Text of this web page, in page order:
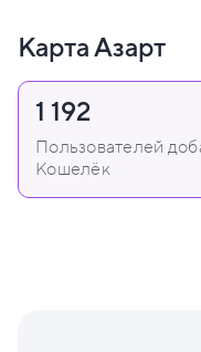
Карта Азарт
1 192
Пользователей
Кошелёк